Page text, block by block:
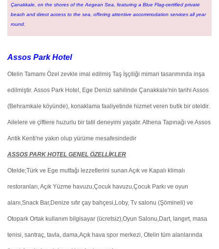
Çanakkale, on the shores of the Aegean Sea, featuring a Blue Flag-certified private
beach and direct access to the sea, offering attentive accommodation services all year
round.
Assos Park Hotel
Otelin Tamamı Özel zevkle imal edilmiş Taş İşçiliği mimari tasarımında inşa
edilmiştir. Assos Park Hotel, Ege Denizi sahilinde Çanakkale'nin tarihi Assos
(Behramkale köyünde), konaklama faaliyetinde hizmet veren butik bir oteldir.
Ailelere ve çiftlere huzurlu bir tatil deneyimi yaşatır. Athena Tapınağı ve Assos
Antik Kenti'ne yakın olup yürüme mesafesindedir
ASSOS PARK HOTEL GENEL ÖZELLİKLER
Otelde;Türk ve Ege mutfağı lezzetlerini sunan Açık ve Kapalı klimalı
restoranları, Açık Yüzme havuzu,Çocuk havuzu,Çocuk Parkı ve oyun
alanı,Snack Bar,Denize sıfır çay bahçesi,Loby, Tv salonu (Şömineli) ve
Otopark Ortak kullanım bilgisayar (ücretsiz),Oyun Salonu,Dart, langırt, masa
tenisi, santraç, tavla, dama,Açık hava spor merkezi, Otelin tüm alanlarında